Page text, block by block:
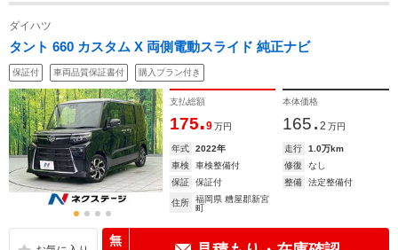
ダイハツ
タント 660 カスタム X 両側電動スライド 純正ナビ
保証付 車両品質保証書付 購入プラン付き
支払総額
175.9 万円
本体価格
165. 2 万円
年式 2022年 走行
1.0万km
車検
車検整備付 修復
なし
保証
保証付 整備 法定整備付
住所
福岡県 糟屋郡新宮
町
無